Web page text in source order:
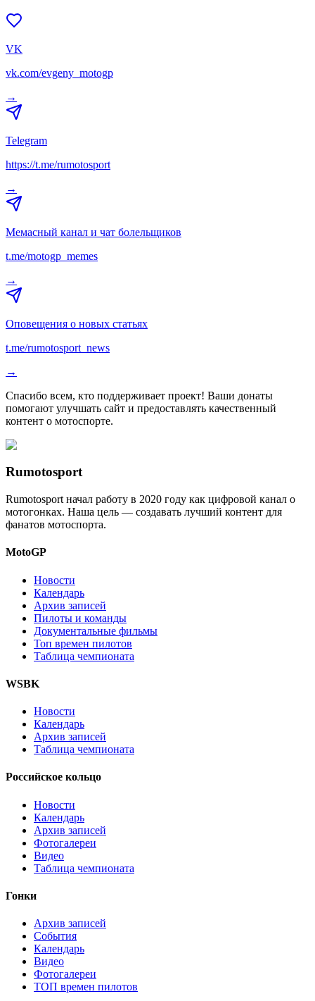
VK
vk.com/evgeny_motogp
→
Telegram
https://t.me/rumotosport
→
Мемасный канал и чат болельщиков
t.me/motogp_memes
→
Оповещения о новых статьях
t.me/rumotosport_news
→
Спасибо всем, кто поддерживает проект! Ваши донаты
помогают улучшать сайт и предоставлять качественный
контент о мотоспорте.
Rumotosport
Rumotosport начал работу в 2020 году как цифровой канал о
мотогонках. Наша цель — создавать лучший контент для
фанатов мотоспорта.
MotoGP
Новости
Календарь
Архив записей
Пилоты и команды
Документальные фильмы
Топ времен пилотов
Таблица чемпионата
WSBK
Новости
Календарь
Архив записей
Таблица чемпионата
Российское кольцо
Новости
Календарь
Архив записей
Фотогалереи
Видео
Таблица чемпионата
Гонки
Архив записей
События
Календарь
Видео
Фотогалереи
ТОП времен пилотов